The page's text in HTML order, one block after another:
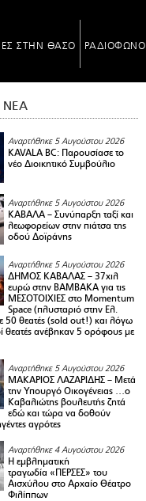
ΣΤΗΝ ΘΑΣΟ ΡΑΔΙΟΦΩΝΟ
ΝΕΑ
Αναρτήθηκε 5 Αυγούστου 2026
KAVALA BC: Παρουσίασε το
νέο Διοικητικό Συμβούλιο
Αναρτήθηκε 5 Αυγούστου 2026
ΚΑΒΑΛΑ – Συνύπαρξη ταξί και
λεωφορείων στην πιάτσα της
οδού Δοϊράνης
Αναρτήθηκε 5 Αυγούστου 2026
ΔΗΜΟΣ ΚΑΒΑΛΑΣ – 37χιλ
ευρώ στην ΒΑΜΒΑΚΑ για τις
ΜΕΣΟΤΟΙΧΙΕΣ στο Momentum
Space (πλυσταριό στην Ελ.
50 θεατές (sold out!) και λόγω
θεατές ανέβηκαν 5 ορόφους με
Αναρτήθηκε 5 Αυγούστου 2026
ΜΑΚΑΡΙΟΣ ΛΑΖΑΡΙΔΗΣ – Μετά
την Υπουργό Οικογένειας …ο
Καβαλιώτης βουλευτής ζητά
εδώ και τώρα να δοθούν
αγρότες
Αναρτήθηκε 4 Αυγούστου 2026
Η εμβληματική
τραγωδία «ΠΕΡΣΕΣ» του
Αισχύλου στο Αρχαίο Θέατρο
Φιλίππων